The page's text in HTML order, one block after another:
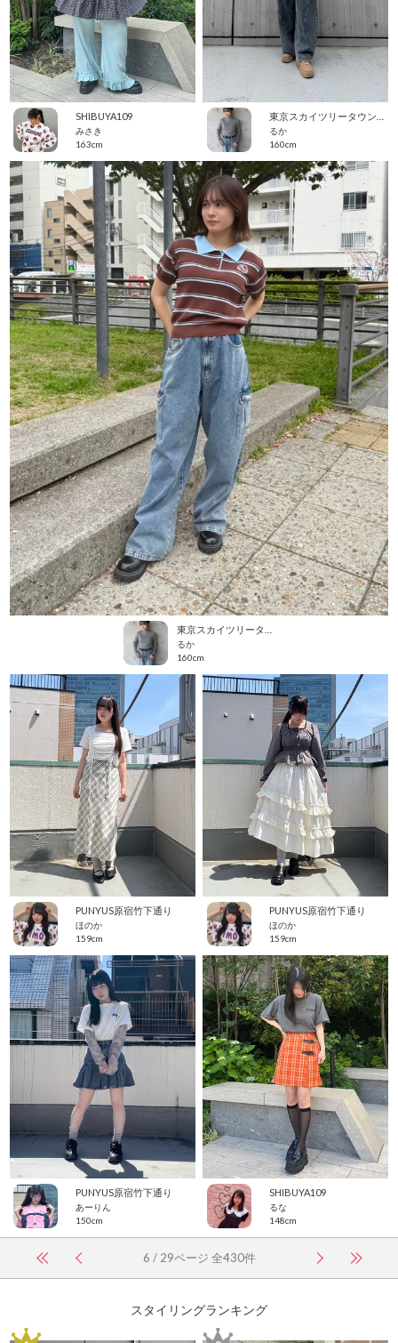
SHIBUYA109
みさき
163cm
るか
160cm
るか
160cm
PUNYUS原宿竹下通り
ほのか
159cm
PUNYUS原宿竹下通り
ほのか
159cm
PUNYUS原宿竹下通り
あーりん
150cm
SHIBUYA109
るな
148cm
6 / 29ページ 全430件
スタイリングランキング